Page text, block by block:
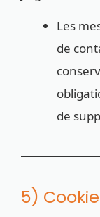
Les
de
de
5)